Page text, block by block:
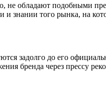
обладают подобными
знании того рынка, на
задолго до его
бренда через прессу